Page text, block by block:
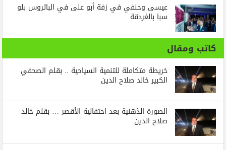
عيسى وحنفي في زفة أبو على في الباتروس بلو
سبا بالغردقة
كاتب ومقال
خريطة متكاملة للتنمية السياحية .. بقلم الصحفي
الكبير خالد صلاح الدين
الصورة الذهنية بعد احتفالية الأقصر … بقلم خالد
صلاح الدين